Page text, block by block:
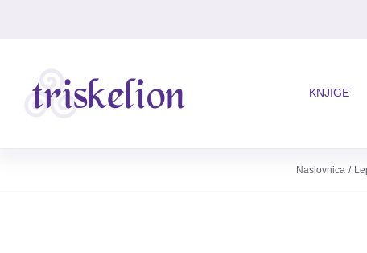
KNJIGE
Naslovnica